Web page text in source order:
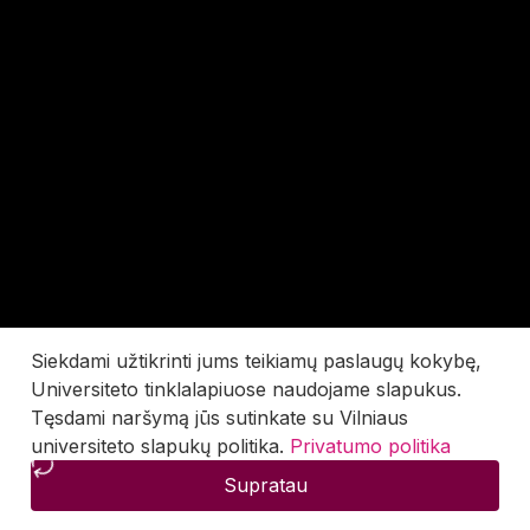
Siekdami užtikrinti jums teikiamų paslaugų kokybę,
Universiteto tinklalapiuose naudojame slapukus.
Tęsdami naršymą jūs sutinkate su Vilniaus
universiteto slapukų politika. Privatumo politika
Supratau